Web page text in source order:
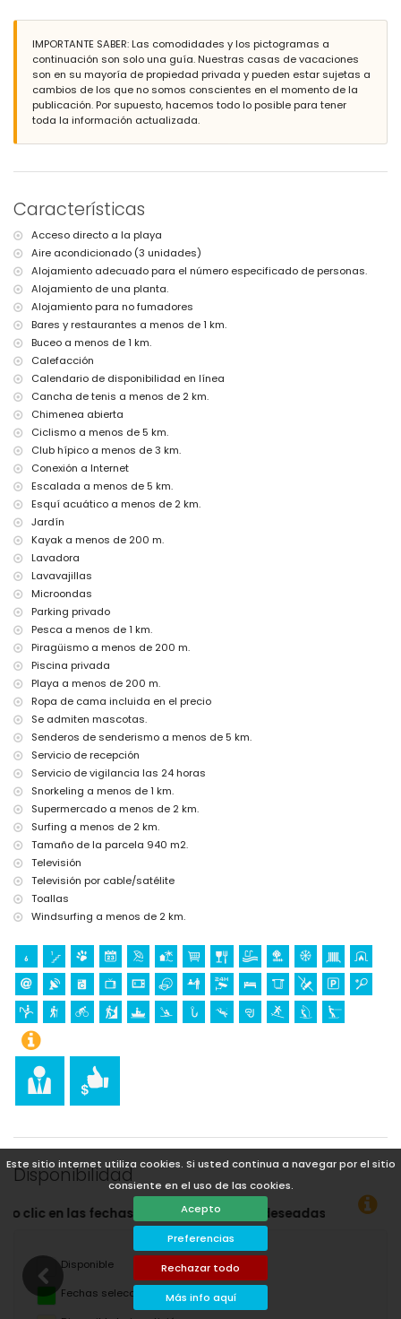
Este sitio internet utiliza cookies. Si usted continua a navegar por el sitio
consiente en el uso de las cookies.
Acepto
Preferencias
Rechazar todo
Más info aquí
zona de estar al aire libre y zona de comedor exterior
4 plazas de aparcamiento privadas
Más información
pueblo más cercano: Calpe (a menos de 2 kilómetros de la villa)
río o costa más cercano: Mediterráneo (a menos de 200 metros de la
villa)
puerto más cercano: Puerto Blanco (a menos de 200 metros de la
aeropuerto más cercano: Valencia (a menos de 100 kilómetros de la
segundo aeropuerto más cercano: Alicante (> 100 kilómetros)
no se permite fumar
se permiten mascotas
El alojamiento es muy adecuado para familias con niños
Instalaciones y servicios incluidos en el precio del alquiler de la
villa
internet (WiFi)
aspiradora y plancha con tabla de planchar
ropa de cama y toallas
servicio de recepción y servicio de vigilancia 24 horas
calefacción de aire y con aire acondicionado
Instalaciones y servicios con suplemento
cama extra y cuna/cama para niños (a petición)
Entretenimiento y actividades de ocio para sus vacaciones en
Calpe, Costa Blanca
bar, paseo marítimo (Cala El Racó y Príncipe de Asturias) (a menos
de 1000 metros de la casa)
cine y teatro (a menos de 5 kilómetros de la casa)
parque de atracciones (Aqualandia), parque temático (Terra Mítica),
zoológico (Terra Natura) y parque acuático (Aqualandia) (a menos
de 10 kilómetros de la casa)
Lugares de interés y cultura en Calpe, Costa Blanca
palacio (Baños de la Reina) y ruinas (Baños de la Reina) (a menos de
1000 metros del alojamiento)
museo, iglesia (Nuestra Señora de las Nieves), castillo (Castillo de
Calpe), edificio arquitectónico (Iglesia antigua gótico-mudéjar) y
lugar histórico (Baños de la Reina) (a menos de 5 kilómetros del
alojamiento)
Deportes
piragüismo, kayak, pesca, buceo y snorkel (a menos de 1000 metros
de la villa)
tenis, equitación, senderismo, ciclismo, escalada, surf, windsurf y
esquí acuático (a menos de 5 kilómetros de la villa)
IMPORTANTE SABER: Las comodidades y los pictogramas a
continuación son solo una guía. Nuestras casas de vacaciones
son en su mayoría de propiedad privada y pueden estar sujetas a
cambios de los que no somos conscientes en el momento de la
publicación. Por supuesto, hacemos todo lo posible para tener
toda la información actualizada.
Características
Acceso directo a la playa
Aire acondicionado (3 unidades)
Alojamiento adecuado para el número especificado de personas.
Alojamiento de una planta.
Alojamiento para no fumadores
Bares y restaurantes a menos de 1 km.
Buceo a menos de 1 km.
Calefacción
Calendario de disponibilidad en línea
Cancha de tenis a menos de 2 km.
Chimenea abierta
Ciclismo a menos de 5 km.
Club hípico a menos de 3 km.
Conexión a Internet
Escalada a menos de 5 km.
Esquí acuático a menos de 2 km.
Jardín
Kayak a menos de 200 m.
Lavadora
Lavavajillas
Microondas
Parking privado
Pesca a menos de 1 km.
Piragüismo a menos de 200 m.
Piscina privada
Playa a menos de 200 m.
Ropa de cama incluida en el precio
Se admiten mascotas.
Senderos de senderismo a menos de 5 km.
Servicio de recepción
Servicio de vigilancia las 24 horas
Snorkeling a menos de 1 km.
Supermercado a menos de 2 km.
Surfing a menos de 2 km.
Tamaño de la parcela 940 m2.
Televisión
Televisión por cable/satélite
Toallas
Windsurfing a menos de 2 km.
Disponibilidad
Disponible
Fechas seleccionadas